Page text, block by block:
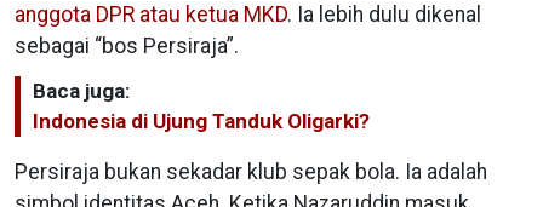
anggota DPR atau ketua MKD. Ia lebih dulu dikenal
sebagai “bos Persiraja”.
Baca juga:
Indonesia di Ujung Tanduk Oligarki?
Persiraja bukan sekadar klub sepak bola. Ia adalah